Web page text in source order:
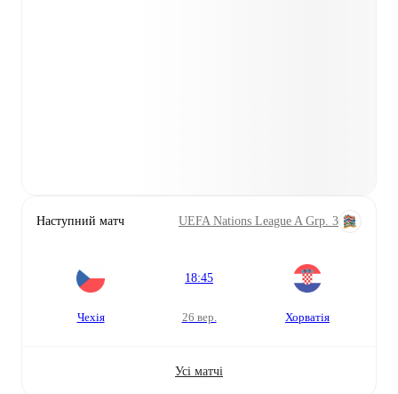
Наступний матч UEFA Nations League A Grp. 3
Чехія
18:45
26 вер. Хорватія
Усі матчі